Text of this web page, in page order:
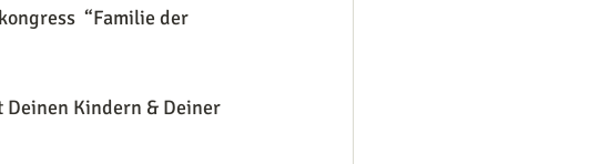
“Familie der
Deinen Kindern & Deiner